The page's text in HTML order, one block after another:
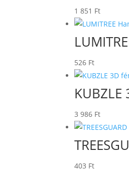
1 851 Ft
526 Ft
3 986 Ft
403 Ft